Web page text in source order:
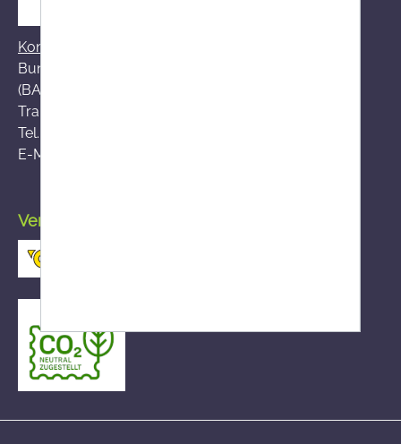
Kontakt zum BASG
Bundesamt für Sicherheit im Gesundheitswesen
(BASG), AGES-Medizinmarktaufsicht (AGES MEA)
Traisengasse 5, A-1200 Wien
Tel.:
E-Mail:
Versand durch die österreichische Post